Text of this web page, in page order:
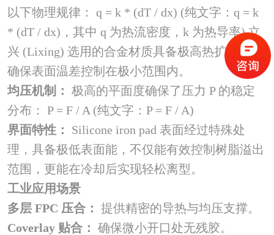
以下物理规律： q = k * (dT / dx) (纯文字：q = k
* (dT / dx)，其中 q 为热流密度，k 为热导率) 立
兴 (Lixing) 选用的合金材质具备极高热扩散率，
确保表面温差控制在极小范围内。
均压机制： 极高的平面度确保了压力 P 的稳定
分布： P = F / A (纯文字：P = F / A)
界面特性：
Silicone iron pad 表面经过特殊处
理，具备极低表面能，不仅能有效控制树脂溢出
范围，更能在冷却后实现轻松离型。
工业应用场景
多层 FPC 压合： 提供精密的导热与均压支撑。
Coverlay 贴合： 确保微小开口处无残胶。